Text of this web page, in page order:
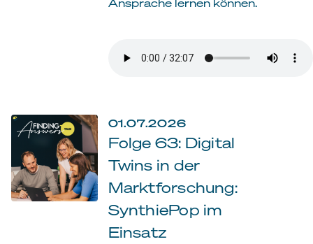
01.07.2026
Folge 63: Digital
Twins in der
Marktforschung:
SynthiePop im
Einsatz